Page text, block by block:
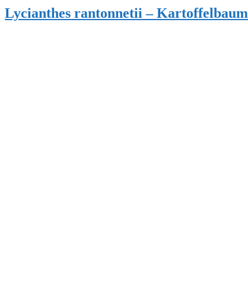
Lycianthes rantonnetii – Kartoffelbaum